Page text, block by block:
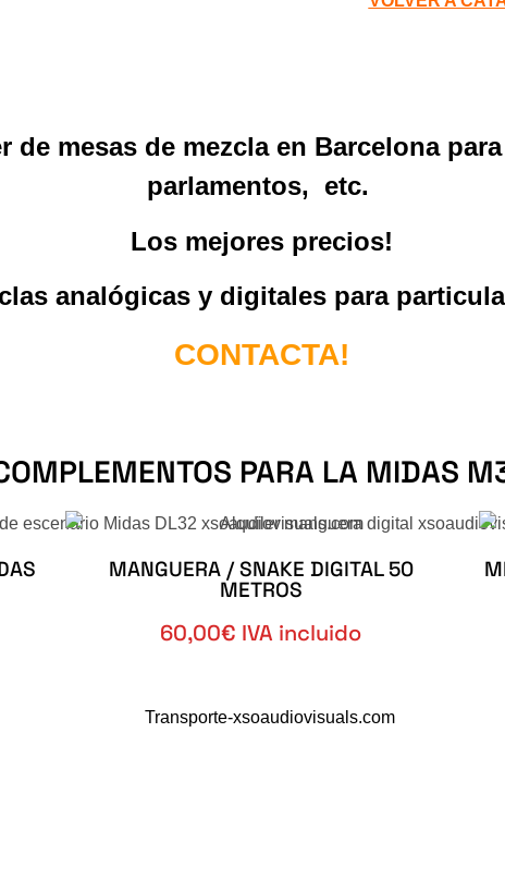
de mesas de mezcla en Barcelona
parlamentos, etc.
Los mejores precios!
analógicas y digitales para
CONTACTA!
PARA LA MIDAS
MANGUERA / SNAKE DIGITAL 50
METROS
60,00€ IVA incluido